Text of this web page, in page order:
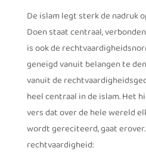
De islam legt sterk de nadruk
Doen staat centraal,
is ook de
geneigd vanuit belangen te
vanuit de
heel centraal in de islam. Het
vers dat over de hele wereld
wordt gereciteerd, gaat
rechtvaardigheid: